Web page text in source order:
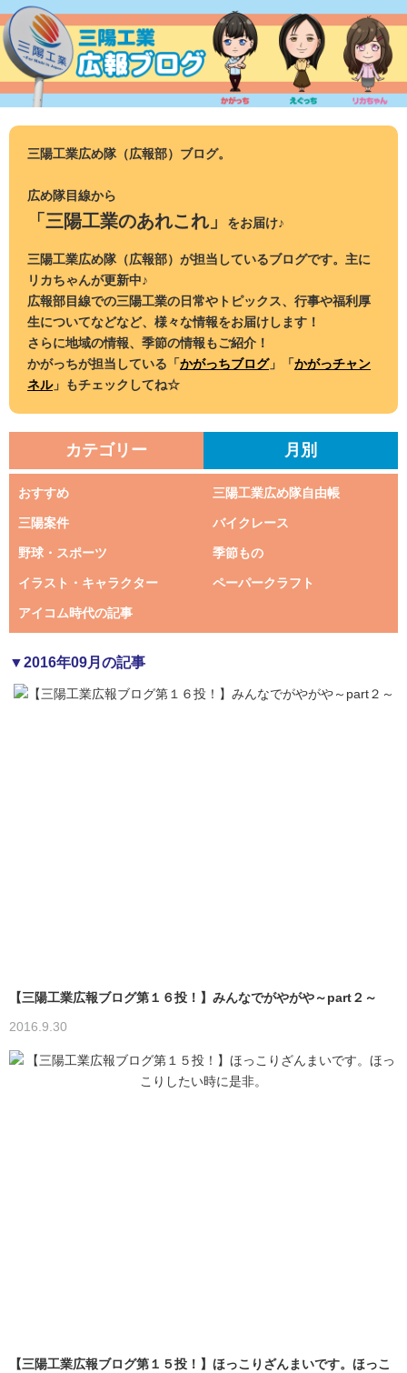
ン
テ
ツ
三陽工業広め隊（広報部）ブログ。
広め隊目線から
「三陽工業のあれこれ」 をお届け♪
三陽工業広め隊（広報部）が担当しているブログです。主に
リカちゃんが更新中♪
広報部目線での三陽工業の日常やトピックス、行事や福利厚
生についてなどなど、様々な情報をお届けします！
さらに地域の情報、季節の情報もご紹介！
かがっちが担当している「かがっちブログ」「かがっチャン
ネル」もチェックしてね☆
カテゴリー 月別
おすすめ 三陽工業広め隊自由帳
三陽案件 バイクレース
野球・スポーツ 季節もの
イラスト・キャラクター ペーパークラフト
アイコム時代の記事
▼2016年09月の記事
【三陽工業広報ブログ第１６投！】みんなでがやがや～part２～
2016.9.30
【三陽工業広報ブログ第１５投！】ほっこりざんまいです。ほっこ